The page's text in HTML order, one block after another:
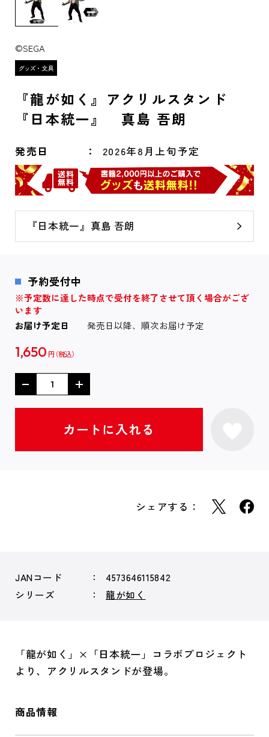
©SEGA
『龍が如く』アクリルスタンド
『日本統一』 真島 吾朗
発売日 2026年8月上旬予定
『日本統一』真島 吾朗
予約受付中
※予定数に達した時点で受付を終了させて頂く場合がござ
います
お届け予定日
発売日以降、順次お届け予定
1,650 円
シェアする：
JANコード
4573646115842
シリーズ
龍が如く
「龍が如く」×「日本統一」コラボプロジェクト
より、アクリルスタンドが登場。
商品情報